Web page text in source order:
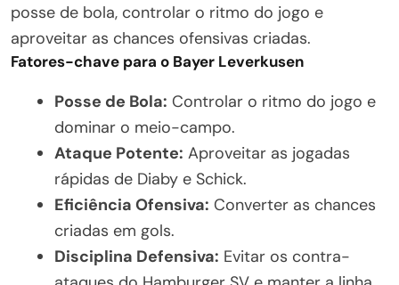
posse de bola, controlar o ritmo do jogo e
aproveitar as chances ofensivas criadas.
Fatores-chave para o Bayer Leverkusen
Posse de Bola: Controlar o ritmo do jogo e
dominar o meio-campo.
Ataque Potente: Aproveitar as jogadas
rápidas de Diaby e Schick.
Eficiência Ofensiva: Converter as chances
criadas em gols.
Disciplina Defensiva: Evitar os contra-